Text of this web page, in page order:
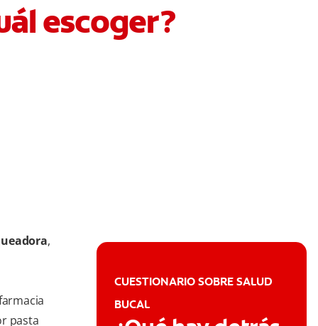
escoger?
,
pasta
CUESTIONARIO SOBRE SALUD
BUCAL